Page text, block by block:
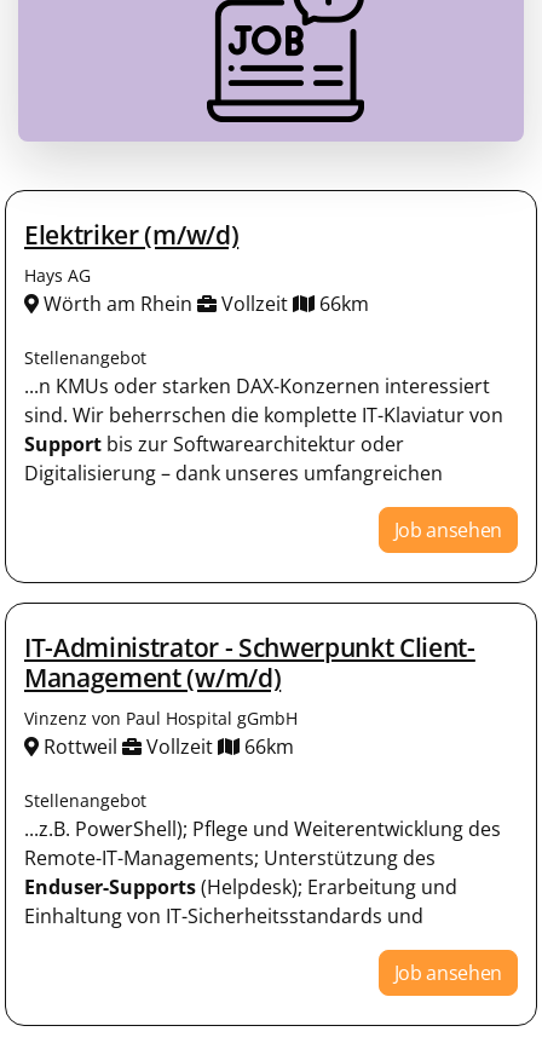
Elektriker (m/w/d)
Hays AG
Wörth am Rhein Vollzeit 66km
Stellenangebot
...n KMUs oder starken DAX-Konzernen interessiert
sind. Wir beherrschen die komplette IT-Klaviatur von
Support bis zur Softwarearchitektur oder
Digitalisierung – dank unseres umfangreichen
Job ansehen
IT-Administrator - Schwerpunkt Client-
Management (w/m/d)
Vinzenz von Paul Hospital gGmbH
Rottweil Vollzeit 66km
Stellenangebot
...z.B. PowerShell); Pflege und Weiterentwicklung des
Remote-IT-Managements; Unterstützung des
Enduser-Supports(Helpdesk); Erarbeitung und
Einhaltung von IT-Sicherheitsstandards und
Job ansehen